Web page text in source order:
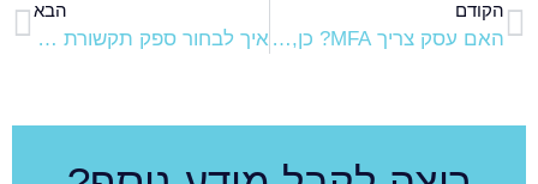
הקודם
האם עסק צריך MFA? כן, אבל לא עיוור
הבא
איך לבחור ספק תקשורת עסקית נכון